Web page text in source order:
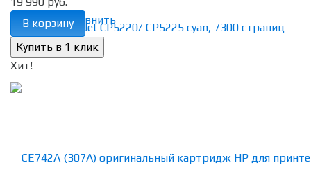
избранное сравнить
В корзину
Хит!